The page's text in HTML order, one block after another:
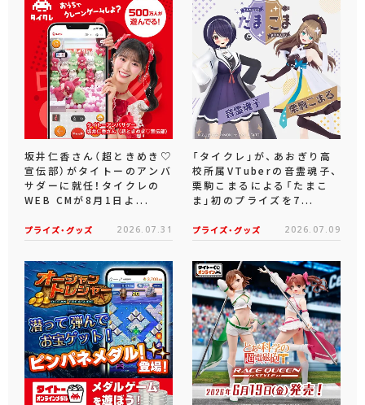
坂井仁香さん（超ときめき♡
宣伝部）がタイトーのアンバ
サダーに就任！タイクレの
WEB CMが8月1日よ...
プライズ・グッズ 2026.07.31
「タイクレ」が、あおぎり高
校所属VTuberの音霊魂子、
栗駒こまるによる「たまこ
ま」初のプライズを7...
プライズ・グッズ 2026.07.09